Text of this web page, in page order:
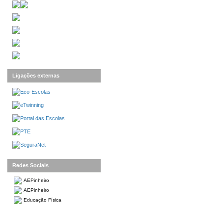
Ligações externas
Redes Sociais
AEPinheiro
AEPinheiro
Educação Física